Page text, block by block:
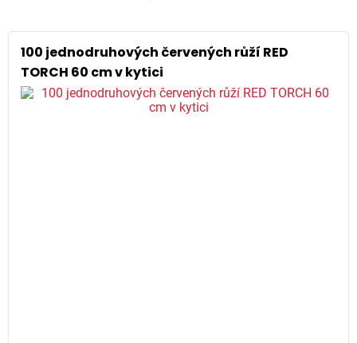
100 jednodruhových červených růží RED
TORCH 60 cm v kytici